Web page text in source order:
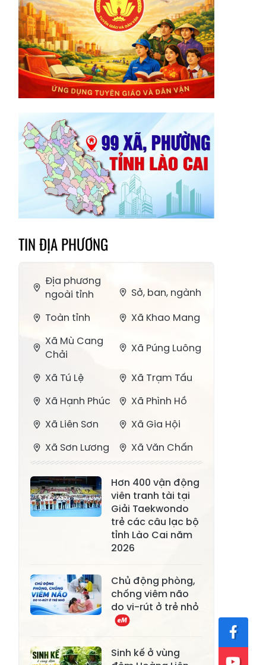
TIN ĐỊA PHƯƠNG
Địa phương
ngoài tỉnh
Sở, ban, ngành
Toàn tỉnh
Xã Khao Mang
Xã Mù Cang
Chải
Xã Púng Luông
Xã Tú Lệ
Xã Trạm Tấu
Xã Hạnh Phúc
Xã Phình Hồ
Xã Liên Sơn
Xã Gia Hội
Xã Sơn Lương
Xã Văn Chấn
Bằng La
Xã Chấn Thịnh
Xã Nghĩa Tâm
Xã Phong Dụ
Hạ
Xã Lâm Giang
Cuông
Xã Tân Hợp
Xã Mậu A Xã Xuân Ái
Hơn 400 vận động
viên tranh tài tại
Giải Taekwondo
trẻ các câu lạc bộ
tỉnh Lào Cai năm
2026
Chủ động phòng,
chống viêm não
do vi-rút ở trẻ nhỏ
Sinh kế ở vùng